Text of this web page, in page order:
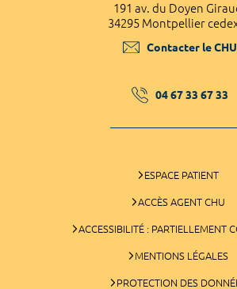
191 av. du Doyen
34295 Montpellier
Contacter le CHU
04 67 33 67 33
ESPACE PATIENT
ACCÈS AGENT CHU
ACCESSIBILITÉ : PARTIELLEMENT
MENTIONS LÉGALES
PROTECTION DES